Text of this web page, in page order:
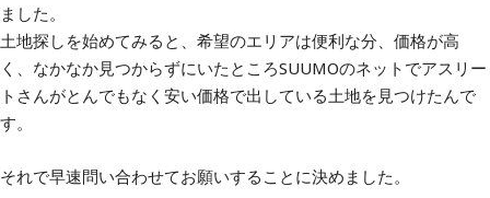
ました。
土地探しを始めてみると、希望のエリアは便利な分、価格が高
く、なかなか見つからずにいたところSUUMOのネットでアスリー
トさんがとんでもなく安い価格で出している土地を見つけたんで
す。
それで早速問い合わせてお願いすることに決めました。